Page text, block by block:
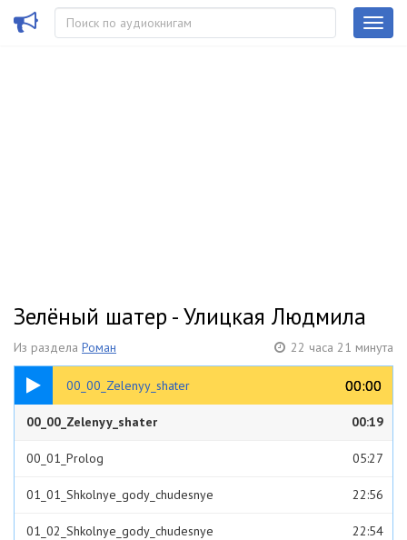
Зелёный шатер - Улицкая Людмила
Из раздела Роман 22 часа 21 минута
00_00_Zelenyy_shater 00:00
00:00
00:19
00_00_Zelenyy_shater 00:19
00_01_Prolog 05:27
01_01_Shkolnye_gody_chudesnye 22:56
01_02_Shkolnye_gody_chudesnye 22:54